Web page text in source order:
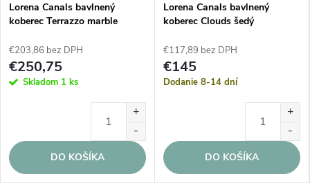
Lorena Canals bavlnený
koberec Terrazzo marble
€203,86 bez DPH
€250,75
Skladom 1 ks
DO KOŠÍKA
Lorena Canals bavlnený
koberec Clouds šedý
€117,89 bez DPH
€145
Dodanie 8-14 dní
DO KOŠÍKA